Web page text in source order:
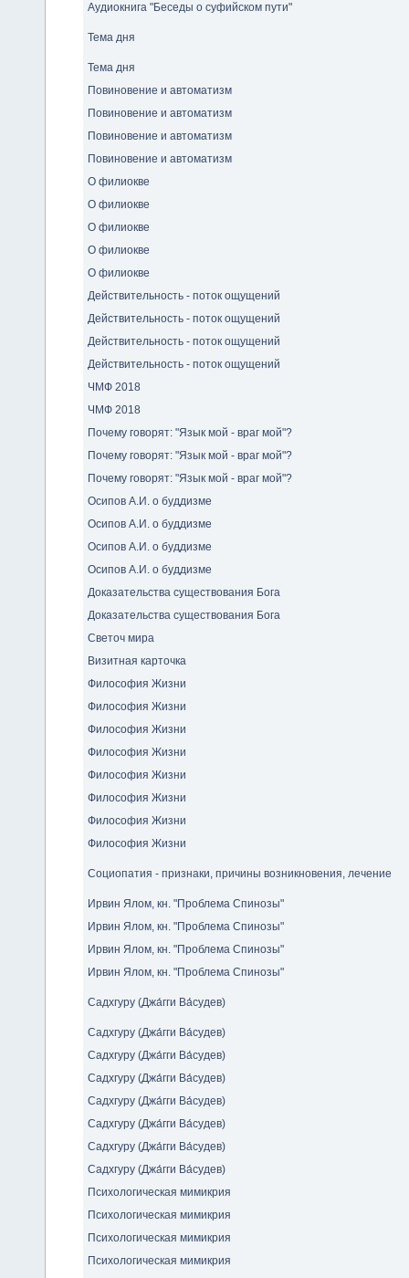
Аудиокнига "Беседы о суфийском пути"
Тема дня
Тема дня
Повиновение и автоматизм
Повиновение и автоматизм
Повиновение и автоматизм
Повиновение и автоматизм
О филиокве
О филиокве
О филиокве
О филиокве
О филиокве
Действительность - поток ощущений
Действительность - поток ощущений
Действительность - поток ощущений
Действительность - поток ощущений
ЧМФ 2018
ЧМФ 2018
Почему говорят: "Язык мой - враг мой"?
Почему говорят: "Язык мой - враг мой"?
Почему говорят: "Язык мой - враг мой"?
Осипов А.И. о буддизме
Осипов А.И. о буддизме
Осипов А.И. о буддизме
Осипов А.И. о буддизме
Доказательства существования Бога
Доказательства существования Бога
Светоч мира
Визитная карточка
Философия Жизни
Философия Жизни
Философия Жизни
Философия Жизни
Философия Жизни
Философия Жизни
Философия Жизни
Философия Жизни
Социопатия - признаки, причины возникновения, лечение
Ирвин Ялом, кн. "Проблема Спинозы"
Ирвин Ялом, кн. "Проблема Спинозы"
Ирвин Ялом, кн. "Проблема Спинозы"
Ирвин Ялом, кн. "Проблема Спинозы"
Садхгуру (Джа́гги Ва́судев)
Садхгуру (Джа́гги Ва́судев)
Садхгуру (Джа́гги Ва́судев)
Садхгуру (Джа́гги Ва́судев)
Садхгуру (Джа́гги Ва́судев)
Садхгуру (Джа́гги Ва́судев)
Садхгуру (Джа́гги Ва́судев)
Садхгуру (Джа́гги Ва́судев)
Психологическая мимикрия
Психологическая мимикрия
Психологическая мимикрия
Психологическая мимикрия